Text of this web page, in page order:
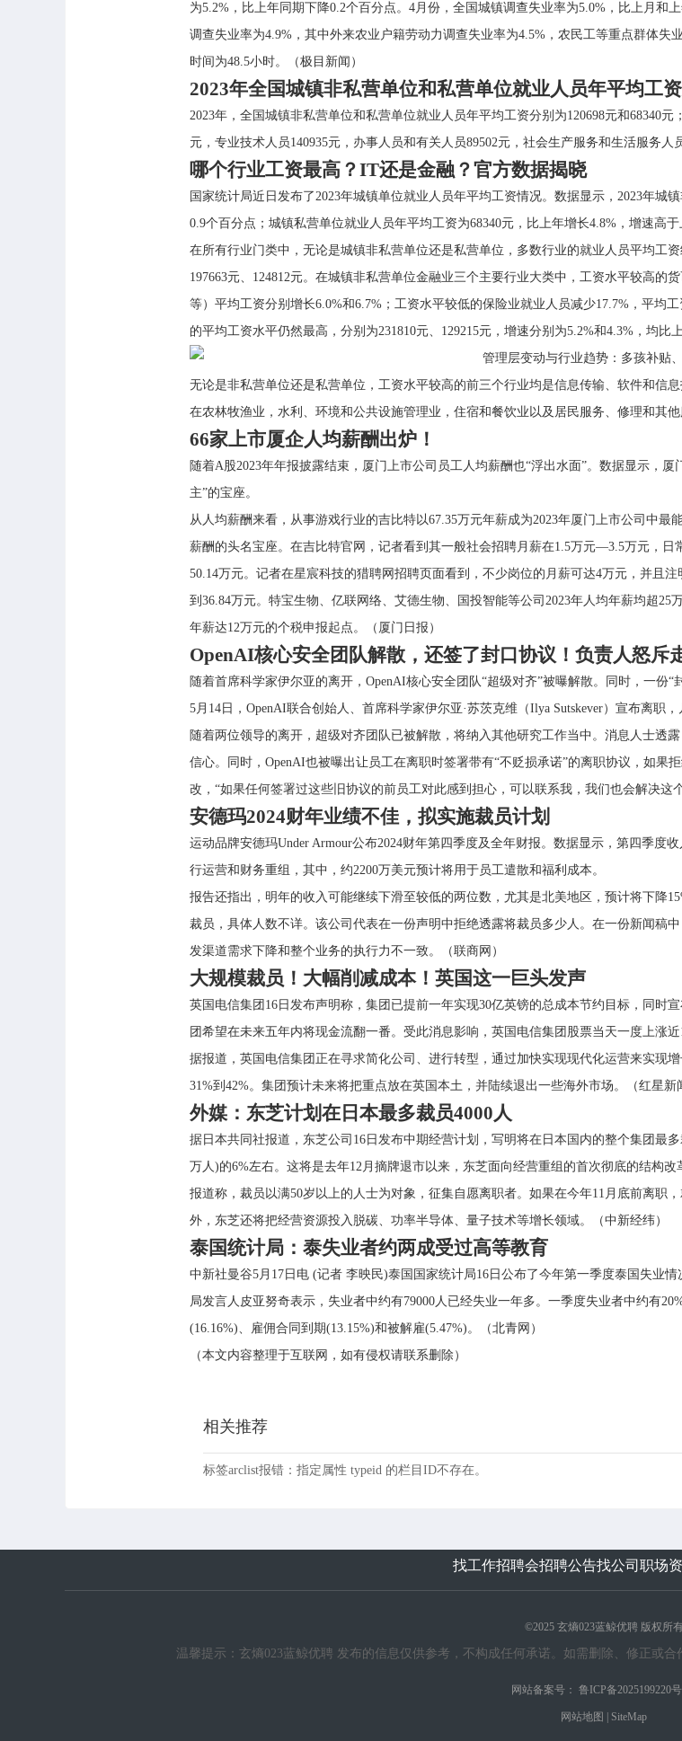
为5.2%，比上年同期下降0.2个百分点。4月份，全国城镇调查失业率为5.0%，比上月
调查失业率为4.9%，其中外来农业户籍劳动力调查失业率为4.5%，农民工等重点群体
时间为48.5小时。（极目新闻）
2023年全国城镇非私营单位和私营单位就业人员年平均工资
2023年，全国城镇非私营单位和私营单位就业人员年平均工资分别为120698元和68340
元，专业技术人员140935元，办事人员和有关人员89502元，社会生产服务和生活服务人
哪个行业工资最高？IT还是金融？官方数据揭晓
国家统计局近日发布了2023年城镇单位就业人员年平均工资情况。数据显示，2023年城
0.9个百分点；城镇私营单位就业人员年平均工资为68340元，比上年增长4.8%，增速高于
在所有行业门类中，无论是城镇非私营单位还是私营单位，多数行业的就业人员平均工
197663元、124812元。在城镇非私营单位金融业三个主要行业大类中，工资水平较高
等）平均工资分别增长6.0%和6.7%；工资水平较低的保险业就业人员减少17.7%，平均
的平均工资水平仍然最高，分别为231810元、129215元，增速分别为5.2%和4.3%，均比
无论是非私营单位还是私营单位，工资水平较高的前三个行业均是信息传输、软件和信
在农林牧渔业，水利、环境和公共设施管理业，住宿和餐饮业以及居民服务、修理和其他
66家上市厦企人均薪酬出炉！
随着A股2023年年报披露结束，厦门上市公司员工人均薪酬也“浮出水面”。数据显示，
主”的宝座。
从人均薪酬来看，从事游戏行业的吉比特以67.35万元年薪成为2023年厦门上市公司中
薪酬的头名宝座。在吉比特官网，记者看到其一般社会招聘月薪在1.5万元—3.5万元，
50.14万元。记者在星宸科技的猎聘网招聘页面看到，不少岗位的月薪可达4万元，并且
到36.84万元。特宝生物、亿联网络、艾德生物、国投智能等公司2023年人均年薪均超
年薪达12万元的个税申报起点。（厦门日报）
OpenAI核心安全团队解散，还签了封口协议！负责人怒斥
随着首席科学家伊尔亚的离开，OpenAI核心安全团队“超级对齐”被曝解散。同时，一份“
5月14日，OpenAI联合创始人、首席科学家伊尔亚·苏茨克维（Ilya Sutskever）宣布离职
随着两位领导的离开，超级对齐团队已被解散，将纳入其他研究工作当中。消息人士透
信心。同时，OpenAI也被曝出让员工在离职时签署带有“不贬损承诺”的离职协议，如
改，“如果任何签署过这些旧协议的前员工对此感到担心，可以联系我，我们也会解决这
安德玛2024财年业绩不佳，拟实施裁员计划
运动品牌安德玛Under Armour公布2024财年第四季度及全年财报。数据显示，第四季度
行运营和财务重组，其中，约2200万美元预计将用于员工遣散和福利成本。
报告还指出，明年的收入可能继续下滑至较低的两位数，尤其是北美地区，预计将下降
裁员，具体人数不详。该公司代表在一份声明中拒绝透露将裁员多少人。在一份新闻稿
发渠道需求下降和整个业务的执行力不一致。（联商网）
大规模裁员！大幅削减成本！英国这一巨头发声
英国电信集团16日发布声明称，集团已提前一年实现30亿英镑的总成本节约目标，同时
团希望在未来五年内将现金流翻一番。受此消息影响，英国电信集团股票当天一度上涨近
据报道，英国电信集团正在寻求简化公司、进行转型，通过加快实现现代化运营来实现
31%到42%。集团预计未来将把重点放在英国本土，并陆续退出一些海外市场。（红星新
外媒：东芝计划在日本最多裁员4000人
据日本共同社报道，东芝公司16日发布中期经营计划，写明将在日本国内的整个集团最
万人)的6%左右。这将是去年12月摘牌退市以来，东芝面向经营重组的首次彻底的结构改
报道称，裁员以满50岁以上的人士为对象，征集自愿离职者。如果在今年11月底前离职
外，东芝还将把经营资源投入脱碳、功率半导体、量子技术等增长领域。（中新经纬）
泰国统计局：泰失业者约两成受过高等教育
中新社曼谷5月17日电 (记者 李映民)泰国国家统计局16日公布了今年第一季度泰国失业
局发言人皮亚努奇表示，失业者中约有79000人已经失业一年多。一季度失业者中约有
(16.16%)、雇佣合同到期(13.15%)和被解雇(5.47%)。（北青网）
（本文内容整理于互联网，如有侵权请联系删除）
相关推荐
标签arclist报错：指定属性 typeid 的栏目ID不存在。
找工作招聘会招聘公告找公司 职场
©2025 玄熵023蓝鲸优聘 版权所
温馨提示：玄熵023蓝鲸优聘 发布的信息仅供参考，不构成任何承诺。如需删除、修正或合
网站备案号： 鲁ICP备2025199220
网站地图 SiteMap